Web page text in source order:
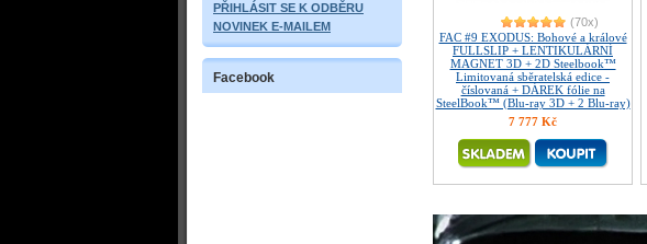
PŘIHLÁSIT SE K ODBĚRU
NOVINEK E-MAILEM
Facebook
(70x)
FAC #9 EXODUS: Bohové a králové
FULLSLIP + LENTIKULÁRNÍ
MAGNET 3D + 2D Steelbook™
Limitovaná sběratelská edice -
číslovaná + DÁREK fólie na
SteelBook™ (Blu-ray 3D + 2 Blu-ray)
7 777 Kč